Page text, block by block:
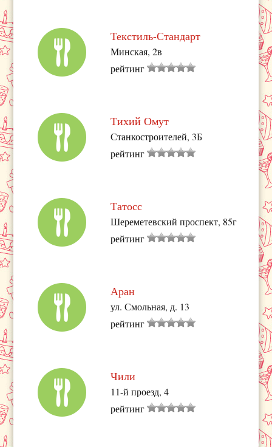
Текстиль-Стандарт
Минская, 2в
рейтинг
Тихий Омут
Станкостроителей, 3Б
рейтинг
Татосс
Шереметевский проспект, 85г
рейтинг
Аран
ул. Смольная, д. 13
рейтинг
Чили
11-й проезд, 4
рейтинг